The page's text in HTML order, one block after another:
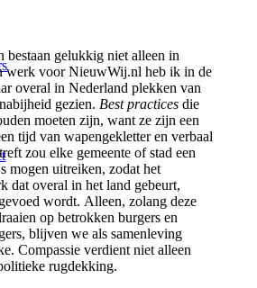
bestaan gelukkig niet alleen in
werk voor NieuwWij.nl heb ik in de
overal in Nederland plekken van
gezien. Best practices die
moeten zijn, want ze zijn een
tijd van wapengekletter en verbaal
zou elke gemeente of stad een
mogen uitreiken, zodat het
dat overal in het land gebeurt,
wordt. Alleen, zolang deze
op betrokken burgers en
blijven we als samenleving
Compassie verdient niet alleen
rugdekking.